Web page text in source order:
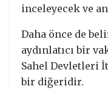
inceleyecek ve
Daha önce de
aydınlatıcı bir
Sahel Devletleri
bir diğeridir.